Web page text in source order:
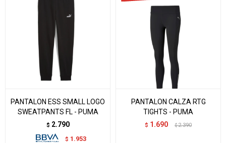
PANTALON ESS SMALL LOGO
SWEATPANTS FL - PUMA
$ 2.790
$ 1.953
PANTALON CALZA RTG
TIGHTS - PUMA
$ 1.690 $ 2.390